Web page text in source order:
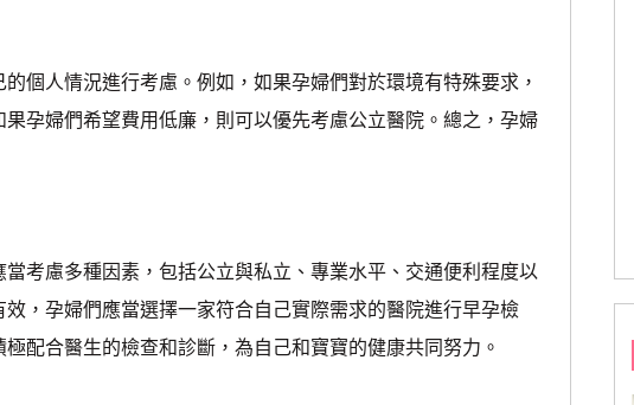
個人情況進行考慮。例如，如果孕婦們對於環境有特殊要求，
孕婦們希望費用低廉，則可以優先考慮公立醫院。總之，孕婦
考慮多種因素，包括公立與私立、專業水平、交通便利程度以
，孕婦們應當選擇一家符合自己實際需求的醫院進行早孕檢
配合醫生的檢查和診斷，為自己和寶寶的健康共同努力。